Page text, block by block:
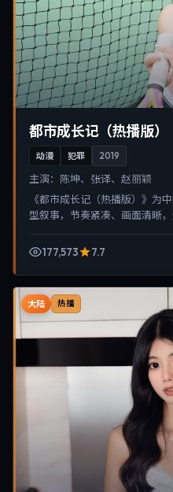
都市成长记（热播版）
动漫 犯罪 2019
主演： 陈坤、张译、赵丽颖
《都市成长记（热播版）》为
型叙事，节奏紧凑、画面清晰
177,573
7.7
大陆 热播